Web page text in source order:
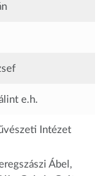
e.h.
Intézet
Ábel,